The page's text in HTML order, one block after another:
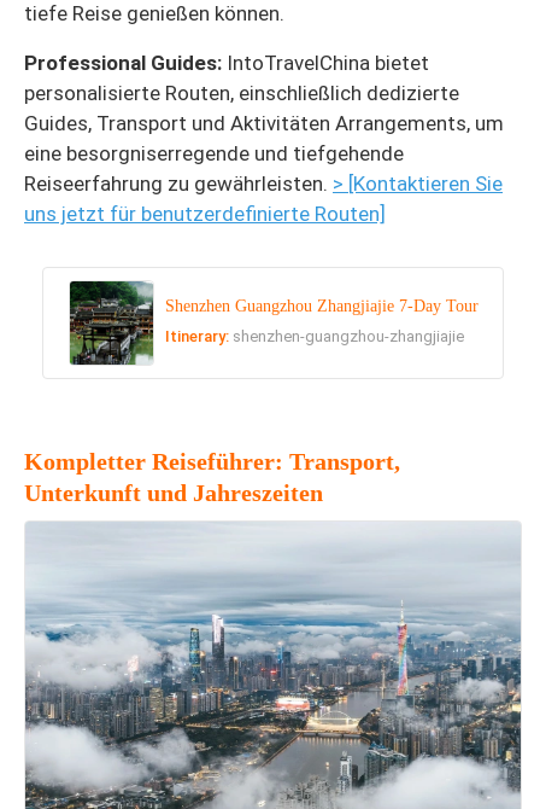
tiefe Reise genießen können.
Professional Guides: IntoTravelChina bietet
personalisierte Routen, einschließlich dedizierte
Guides, Transport und Aktivitäten Arrangements, um
eine besorgniserregende und tiefgehende
Reiseerfahrung zu gewährleisten. > [Kontaktieren Sie
uns jetzt für benutzerdefinierte Routen]
Shenzhen Guangzhou Zhangjiajie 7-Day Tour
Itinerary: shenzhen-guangzhou-zhangjiajie
Kompletter Reiseführer: Transport,
Unterkunft und Jahreszeiten